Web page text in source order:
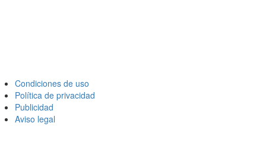
Condiciones de uso
Política de privacidad
Publicidad
Aviso legal